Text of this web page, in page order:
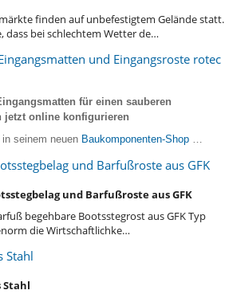
finden auf unbefestigtem Gelände statt.
dass bei schlechtem Wetter de…
und Eingangsroste rotec
für einen sauberen
jetzt online konfigurieren
seinem neuen Baukomponenten-Shop…
und Barfußroste aus GFK
und Barfußroste aus GFK
begehbare Bootsstegrost aus GFK Typ
die Wirtschaftlichke…
Stahl
Stahl